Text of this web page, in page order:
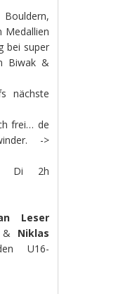
Medallien
bei super
Biwak &
nächste
frei… de
->
Di 2h
Leser
& Niklas
U16-